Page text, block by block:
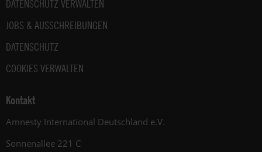
DATENSCHUTZ VERWALTEN
JOBS & AUSSCHREIBUNGEN
DATENSCHUTZ
COOKIES VERWALTEN
Kontakt
Amnesty International Deutschland e.V.
Sonnenallee 221 C